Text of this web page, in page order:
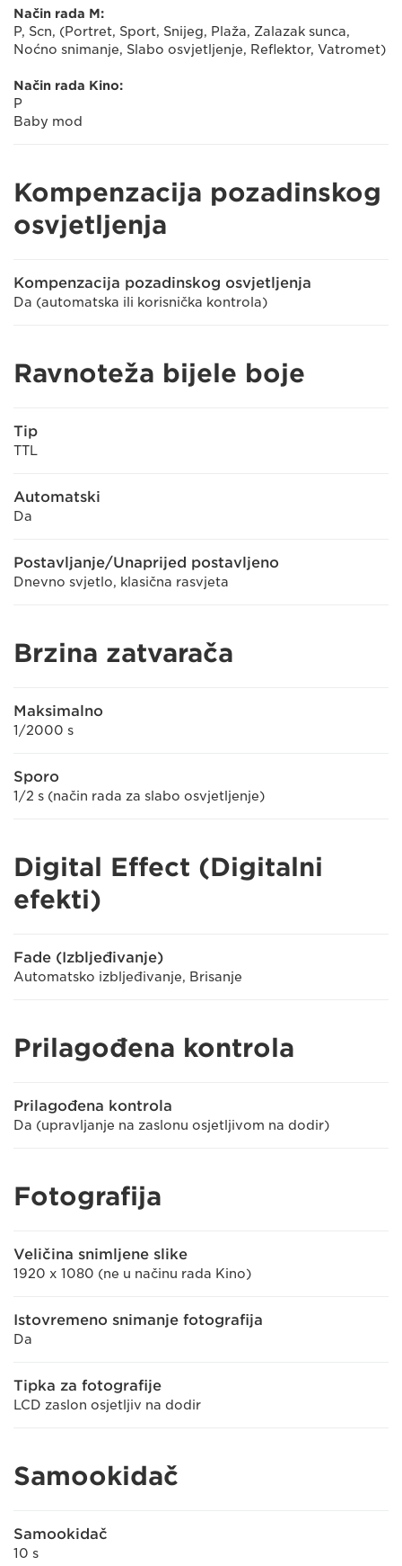
Način rada M:
P, Scn, (Portret, Sport, Snijeg, Plaža, Zalazak sunca,
Noćno snimanje, Slabo osvjetljenje, Reflektor, Vatromet)
Način rada Kino:
P
Baby mod
Kompenzacija pozadinskog
osvjetljenja
Kompenzacija pozadinskog osvjetljenja
Da (automatska ili korisnička kontrola)
Ravnoteža bijele boje
Tip
TTL
Automatski
Da
Postavljanje/Unaprijed postavljeno
Dnevno svjetlo, klasična rasvjeta
Brzina zatvarača
Maksimalno
1/2000 s
Sporo
1/2 s (način rada za slabo osvjetljenje)
Digital Effect (Digitalni
efekti)
Fade (Izbljeđivanje)
Automatsko izbljeđivanje, Brisanje
Prilagođena kontrola
Prilagođena kontrola
Da (upravljanje na zaslonu osjetljivom na dodir)
Fotografija
Veličina snimljene slike
1920 x 1080 (ne u načinu rada Kino)
Istovremeno snimanje fotografija
Da
Tipka za fotografije
LCD zaslon osjetljiv na dodir
Samookidač
Samookidač
10 s